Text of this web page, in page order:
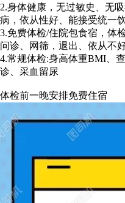
2.身体健康，无过敏史、无
病，依从性好、能接受统一
3.免费体检/住院包食宿，体
问诊、网筛，退出、依从不
4.常规体检:身高体重BMI、
诊、采血留尿
体检前一晚安排免费住宿